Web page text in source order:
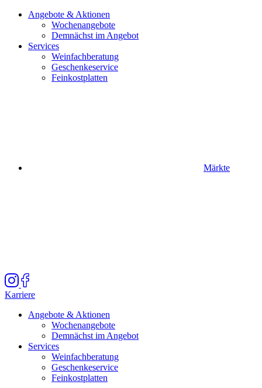
Angebote & Aktionen
Wochenangebote
Demnächst im Angebot
Services
Weinfachberatung
Geschenkeservice
Feinkostplatten
Märkte
Karriere
Angebote & Aktionen
Wochenangebote
Demnächst im Angebot
Services
Weinfachberatung
Geschenkeservice
Feinkostplatten